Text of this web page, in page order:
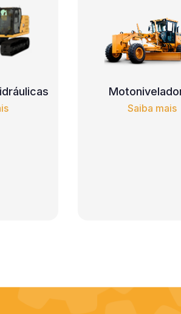
Saiba mais